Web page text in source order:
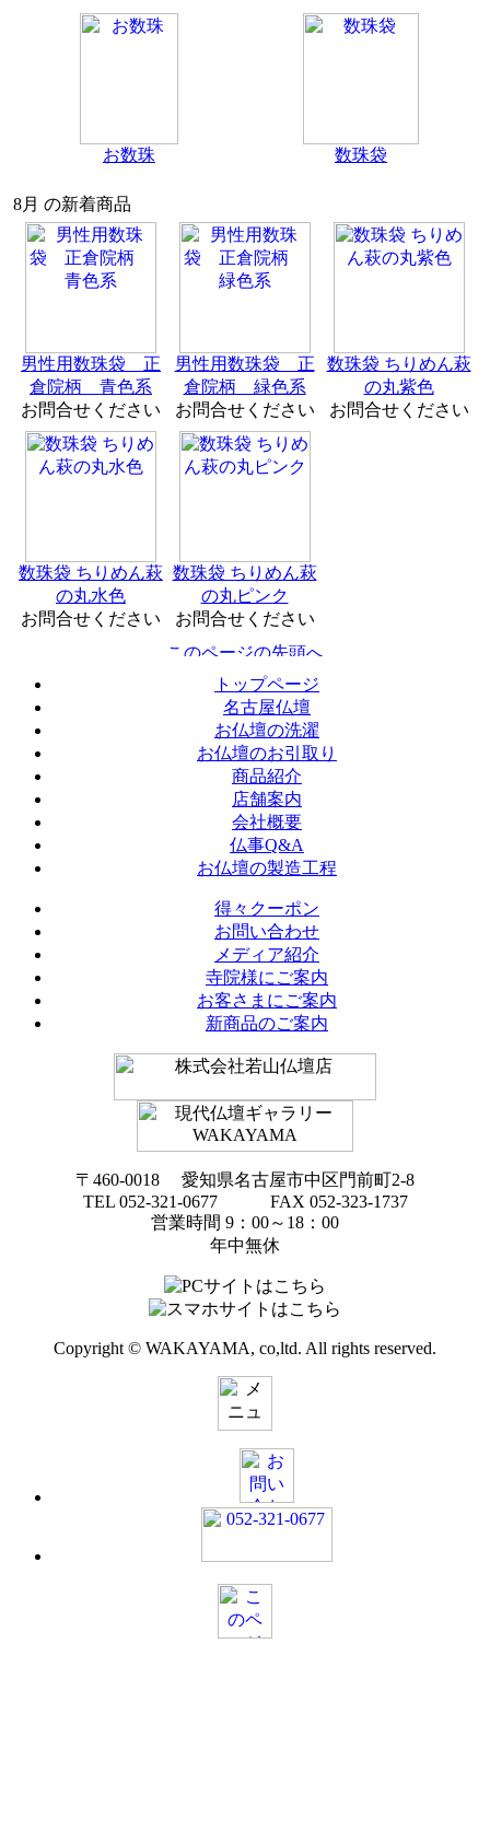
お数珠 数珠袋
8月 の新着商品
男性用数珠袋 正
倉院柄 青色系
お問合せください
男性用数珠袋 正
倉院柄 緑色系
お問合せください
数珠袋 ちりめん萩
の丸紫色
お問合せください
数珠袋 ちりめん萩
の丸水色
お問合せください
数珠袋 ちりめん萩
の丸ピンク
お問合せください
トップページ
名古屋仏壇
お仏壇の洗濯
お仏壇のお引取り
商品紹介
店舗案内
会社概要
仏事Q&A
お仏壇の製造工程
得々クーポン
お問い合わせ
メディア紹介
寺院様にご案内
お客さまにご案内
新商品のご案内
〒460-0018 愛知県名古屋市中区門前町2-8
TEL 052-321-0677 FAX 052-323-1737
営業時間 9：00～18：00
年中無休
Copyright © WAKAYAMA, co,ltd. All rights reserved.